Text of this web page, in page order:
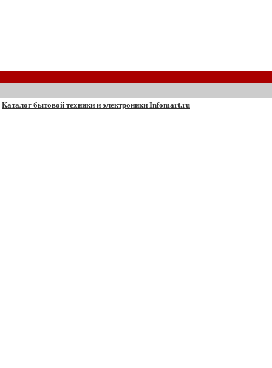
Каталог бытовой техники и электроники Infomart.ru